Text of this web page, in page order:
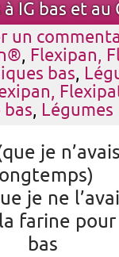
IG bas et au
un
, Flexipan,
bas,
bas, Légumes
je
je ne
farine
bas